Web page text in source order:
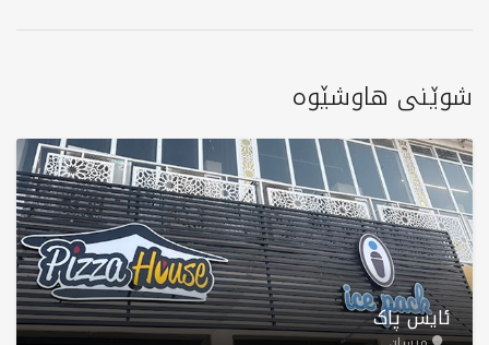
شوێنی هاوشێوە
ئایس پاک